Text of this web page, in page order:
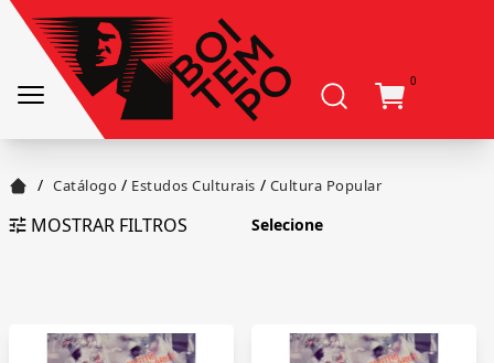
0
/ Catálogo / Estudos Culturais / Cultura Popular
MOSTRAR FILTROS